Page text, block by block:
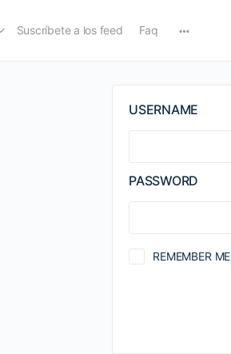
Suscríbete a los feed Faq
USERNAME
PASSWORD
REMEMBER ME